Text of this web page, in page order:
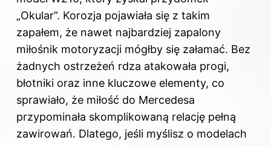
„Okular”. Korozja pojawiała się z takim
zapałem, że nawet najbardziej zapalony
miłośnik motoryzacji mógłby się załamać. Bez
żadnych ostrzeżeń rdza atakowała progi,
błotniki oraz inne kluczowe elementy, co
sprawiało, że miłość do Mercedesa
przypominała skomplikowaną relację pełną
zawirowań. Dlatego, jeśli myślisz o modelach